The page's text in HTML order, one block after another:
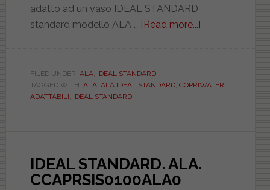
adatto ad un vaso IDEAL STANDARD
standard modello ALA … [Read more...]
FILED UNDER: ALA, IDEAL STANDARD
TAGGED WITH: ALA, ALA IDEAL STANDARD, COPRIWATER
ADATTABILI, IDEAL STANDARD
IDEAL STANDARD. ALA.
CCAPRSIS0100ALA0